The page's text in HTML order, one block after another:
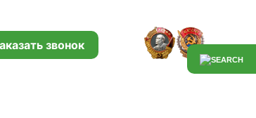
звонок